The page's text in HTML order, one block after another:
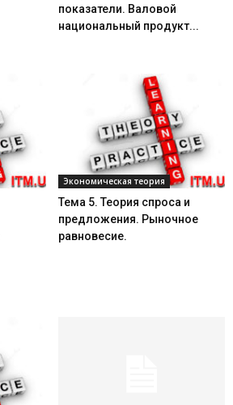
показатели. Валовой
национальный продукт...
Экономическая теория
Тема 5. Теория спроса и
предложения. Рыночное
равновесие.